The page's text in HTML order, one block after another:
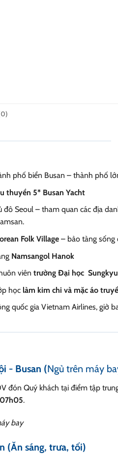
phố biển Busan – thành phố
thuyền 5* Busan Yacht
đô Seoul – tham quan các địa
Folk Village– bảo tàng sống
Namsangol Hanok
viên trường Đại học
học làm kim chi và mặc áo
quốc gia Vietnam Airlines, giờ
- Busan (Ngủ trên máy
đón Quý khách tại điểm tập
.
bay
(Ăn sáng, trưa, tối)